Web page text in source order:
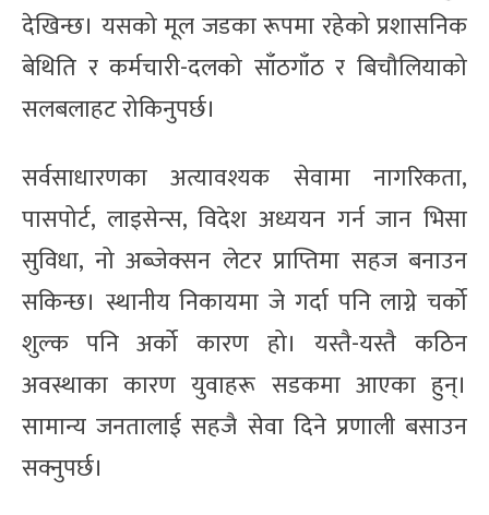
देखिन्छ। यसको मूल जडका रूपमा रहेको प्रशासनिक
बेथिति र कर्मचारी-दलको साँठगाँठ र बिचौलियाको
सलबलाहट रोकिनुपर्छ।
सर्वसाधारणका अत्यावश्यक सेवामा नागरिकता,
पासपोर्ट, लाइसेन्स, विदेश अध्ययन गर्न जान भिसा
सुविधा, नो अब्जेक्सन लेटर प्राप्तिमा सहज बनाउन
सकिन्छ। स्थानीय निकायमा जे गर्दा पनि लाग्ने चर्को
शुल्क पनि अर्को कारण हो। यस्तै-यस्तै कठिन
अवस्थाका कारण युवाहरू सडकमा आएका हुन्।
सामान्य जनतालाई सहजै सेवा दिने प्रणाली बसाउन
सक्नुपर्छ।